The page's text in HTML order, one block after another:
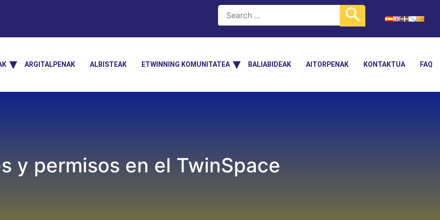
ARGITALPENAK ALBISTEAK ETWINNING KOMUNITATEA BALIABIDEAK AITORPENAK KONTAKTUA FAQ
y permisos en el TwinSpace